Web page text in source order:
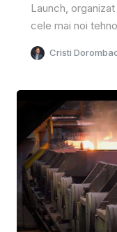
Launch,
cele mai noi
Cristi